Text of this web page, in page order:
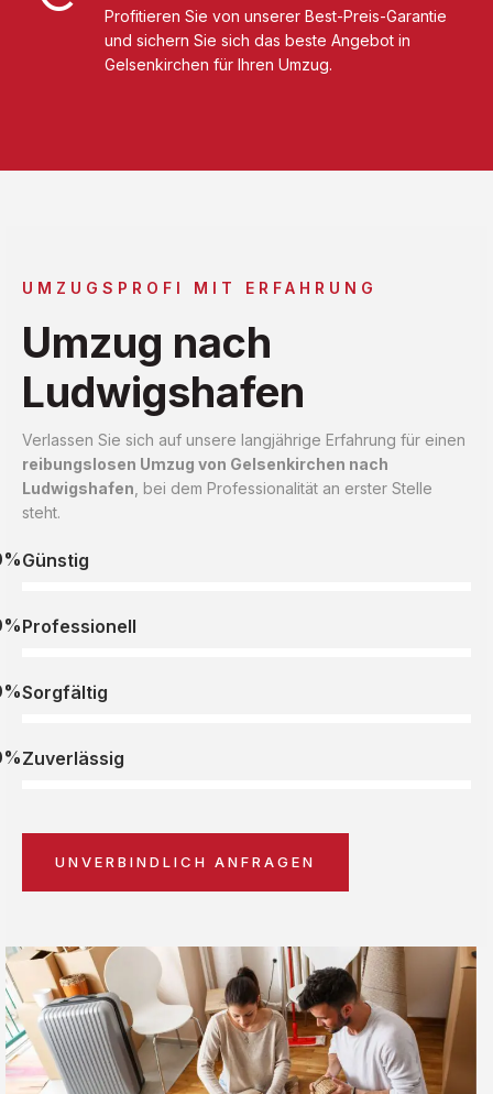
Profitieren Sie von unserer Best-Preis-Garantie
und sichern Sie sich das beste Angebot in
Gelsenkirchen für Ihren Umzug.
UMZUGSPROFI MIT ERFAHRUNG
Umzug nach
Ludwigshafen
Verlassen Sie sich auf unsere langjährige Erfahrung für einen
reibungslosen Umzug von Gelsenkirchen nach
Ludwigshafen , bei dem Professionalität an erster Stelle
steht.
Günstig
Professionell
Sorgfältig
Zuverlässig
UNVERBINDLICH ANFRAGEN